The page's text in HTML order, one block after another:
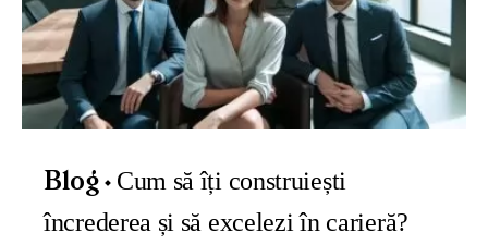
Blog
Cum să îți construiești
încrederea și să excelezi în carieră?